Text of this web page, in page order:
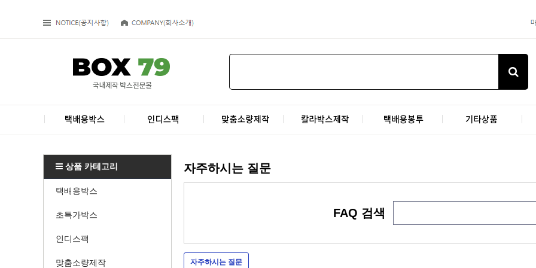
상품 카테고리
택배용박스
초특가박스
인디스팩
맞춤소량제작
자주하시는 질문
FAQ 검색
자주하시는 질문